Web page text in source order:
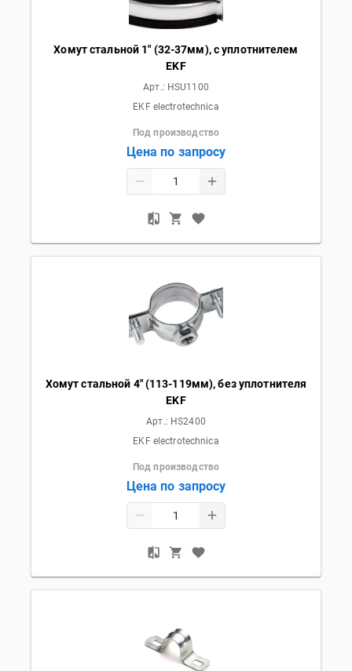
Хомут стальной 1" (32-37мм), с уплотнителем
EKF
Арт.: HSU1100
EKF electrotechnica
Под производство
Цена по запросу
Хомут стальной 4" (113-119мм), без уплотнителя
EKF
Арт.: HS2400
EKF electrotechnica
Под производство
Цена по запросу